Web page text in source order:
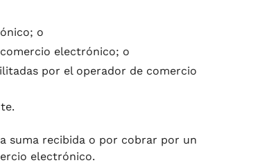
o
electrónico; o
por el operador de comercio
suma recibida o por cobrar por un
electrónico.